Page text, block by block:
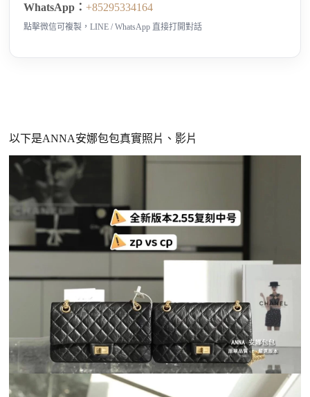
WhatsApp：+85295334164
點擊微信可複製，LINE / WhatsApp 直接打開對話
以下是ANNA安娜包包真實照片、影片